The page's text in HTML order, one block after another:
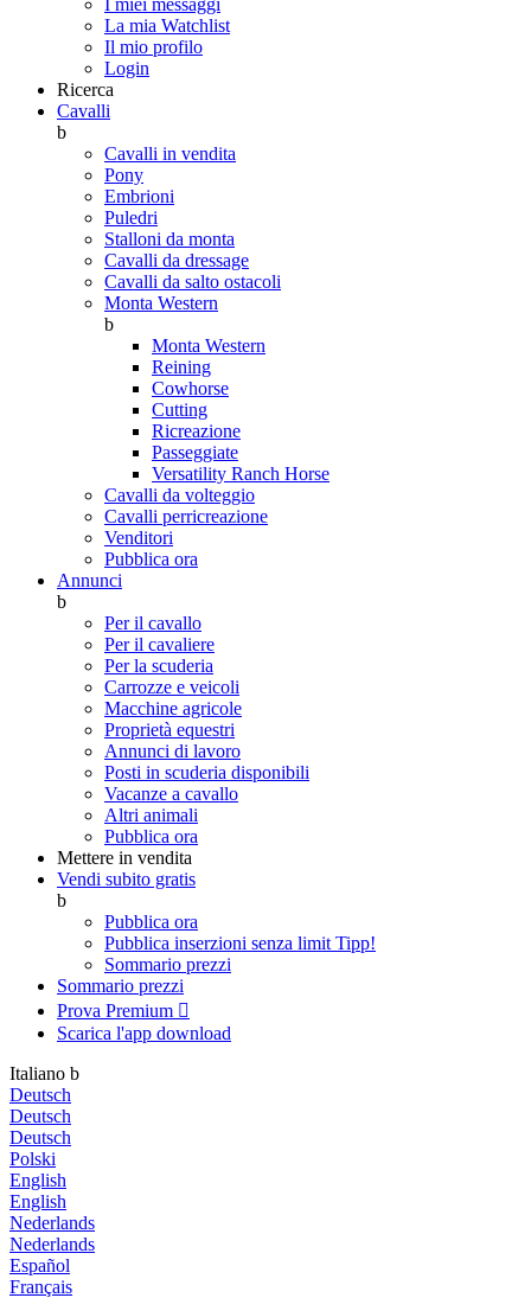
I miei messaggi
La mia Watchlist
Il mio profilo
Login
Ricerca
Cavalli
b
Cavalli in vendita
Pony
Embrioni
Puledri
Stalloni da monta
Cavalli da dressage
Cavalli da salto ostacoli
Monta Western
b
Monta Western
Reining
Cowhorse
Cutting
Ricreazione
Passeggiate
Versatility Ranch Horse
Cavalli da volteggio
Cavalli perricreazione
Venditori
Pubblica ora
Annunci
b
Per il cavallo
Per il cavaliere
Per la scuderia
Carrozze e veicoli
Macchine agricole
Proprietà equestri
Annunci di lavoro
Posti in scuderia disponibili
Vacanze a cavallo
Altri animali
Pubblica ora
Mettere in vendita
Vendi subito gratis
b
Pubblica ora
Pubblica inserzioni senza limit Tipp!
Sommario prezzi
Sommario prezzi
Prova Premium 
Scarica l'app download
Italiano b
Deutsch
Deutsch
Deutsch
Polski
English
English
Nederlands
Nederlands
Español
Français